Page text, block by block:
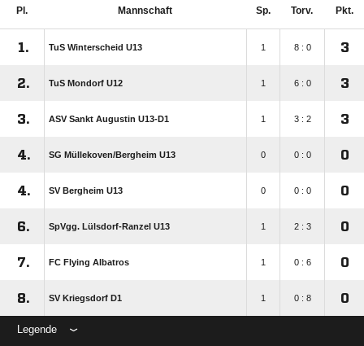
Pl. Mannschaft Sp. Torv. Pkt.
1. TuS Winterscheid U13 1 8 : 0 3
2. TuS Mondorf U12 1 6 : 0 3
3. ASV Sankt Augustin U13-D1 1 3 : 2 3
4. SG Müllekoven/​Bergheim U13 0 0 : 0 0
4. SV Bergheim U13 0 0 : 0 0
6. SpVgg. Lülsdorf-Ranzel U13 1 2 : 3 0
7. FC Flying Albatros 1 0 : 6 0
8. SV Kriegsdorf D1 1 0 : 8 0
Legende